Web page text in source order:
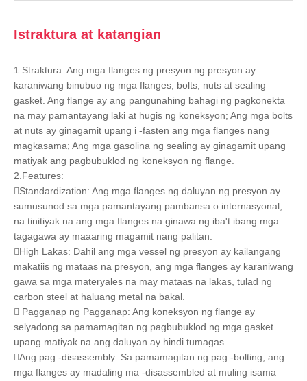
Istraktura at katangian
1.Straktura: Ang mga flanges ng presyon ng presyon ay
karaniwang binubuo ng mga flanges, bolts, nuts at sealing
gasket. Ang flange ay ang pangunahing bahagi ng pagkonekta
na may pamantayang laki at hugis ng koneksyon; Ang mga bolts
at nuts ay ginagamit upang i -fasten ang mga flanges nang
magkasama; Ang mga gasolina ng sealing ay ginagamit upang
matiyak ang pagbubuklod ng koneksyon ng flange.
2.Features:
Standardization: Ang mga flanges ng daluyan ng presyon ay
sumusunod sa mga pamantayang pambansa o internasyonal,
na tinitiyak na ang mga flanges na ginawa ng iba't ibang mga
tagagawa ay maaaring magamit nang palitan.
High Lakas: Dahil ang mga vessel ng presyon ay kailangang
makatiis ng mataas na presyon, ang mga flanges ay karaniwang
gawa sa mga materyales na may mataas na lakas, tulad ng
carbon steel at haluang metal na bakal.
 Pagganap ng Pagganap: Ang koneksyon ng flange ay
selyadong sa pamamagitan ng pagbubuklod ng mga gasket
upang matiyak na ang daluyan ay hindi tumagas.
Ang pag -disassembly: Sa pamamagitan ng pag -bolting, ang
mga flanges ay madaling ma -disassembled at muling isama